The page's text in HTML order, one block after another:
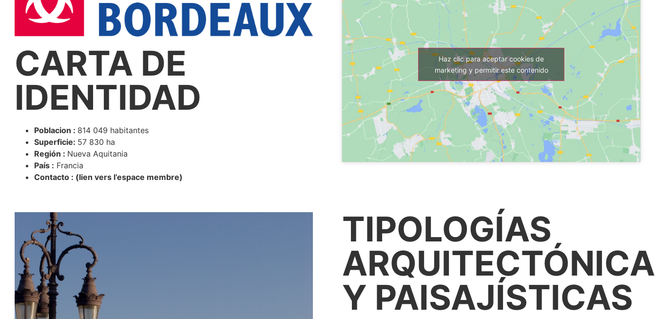
CARTA DE
IDENTIDAD
Poblacion : 814 049 habitantes
Superficie: 57 830 ha
Región : Nueva Aquitania
País : Francia
Contacto : (lien vers l’espace membre)
Haz clic para aceptar cookies de
marketing y permitir este contenido
TIPOLOGÍAS
Y PAISAJÍSTICAS